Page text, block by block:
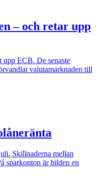
– och retar upp
ECB. De senaste
valutamarknaden till
Skillnaderna mellan
sparkonton är bilden en